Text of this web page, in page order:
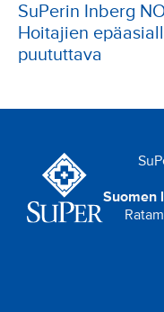
SuPerin Inberg
Hoitajien
puututtava
Suomen